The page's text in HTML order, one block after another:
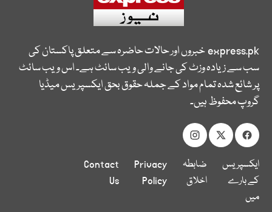
express.pkخبروں اور حالات حاضرہ سے متعلق پاکستان کی
سب سے زیادہ وزٹ کی جانے والی ویب سائٹ ہے۔ اس ویب سائٹ
پر شائع شدہ تمام مواد کے جملہ حقوق بحق ایکسپریس میڈیا
گروپ محفوظ ہیں۔
ایکسپریس
کے بارے
میں
ضابطہ
اخلاق
Privacy
Policy
Contact
Us